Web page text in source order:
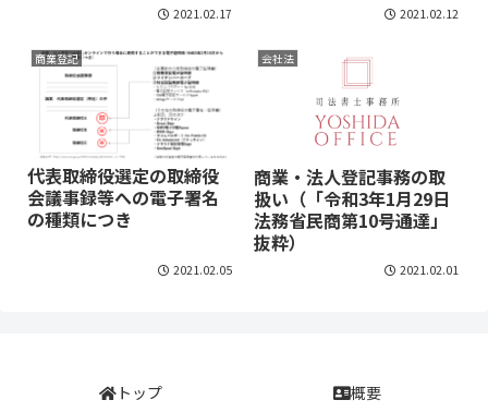
2021.02.17 2021.02.12
商業登記
代表取締役選定の取締役
会議事録等への電子署名
の種類につき
2021.02.05
会社法
商業・法人登記事務の取
扱い（「令和3年1月29日
法務省民商第10号通達」
抜粋）
2021.02.01
トップ 概要